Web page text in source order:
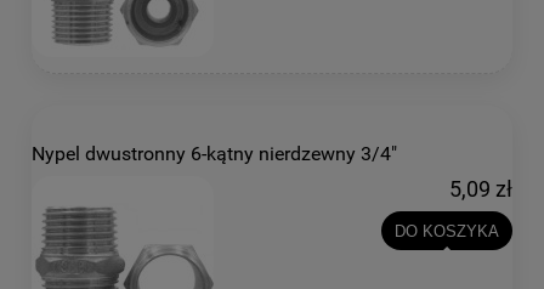
Nypel dwustronny 6-kątny nierdzewny 3/4"
5,09 zł
DO KOSZYKA